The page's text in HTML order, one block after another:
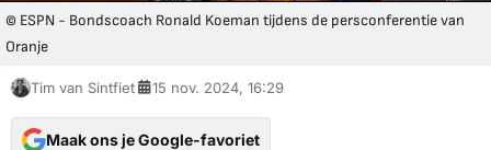
© ESPN - Bondscoach Ronald Koeman tijdens de persconferentie van
Oranje
Tim van Sintfiet 15 nov. 2024, 16:29
Maak ons je Google-favoriet